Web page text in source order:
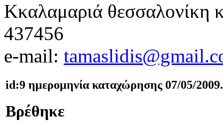
Κκαλαμαριά θεσσαλονίκη
437456
e-mail:
id:9 ημερομηνία καταχώρησης 07/05/2009.
Βρέθηκε